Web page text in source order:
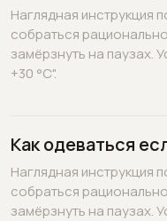
Наглядная инструкция
собраться
замёрзнуть на паузах.
+30 °C".
Как одеваться
Наглядная инструкция
собраться
замёрзнуть на паузах.